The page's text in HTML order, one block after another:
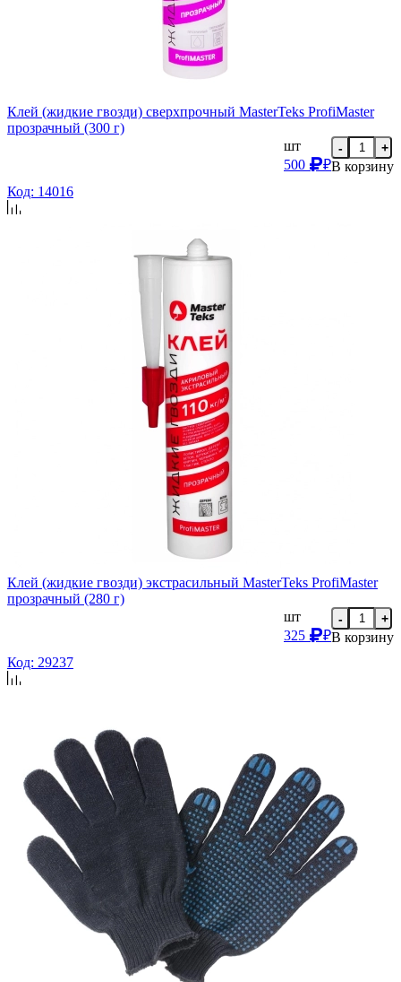
Клей (жидкие гвозди) сверхпрочный MasterTeks ProfiMaster
прозрачный (300 г)
шт
500
₽
- +
В корзину
Код: 14016
Клей (жидкие гвозди) экстрасильный MasterTeks ProfiMaster
прозрачный (280 г)
шт
325
₽
- +
В корзину
Код: 29237